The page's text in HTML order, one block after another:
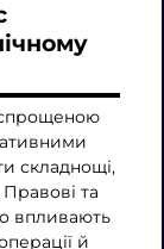
спрощеною
складнощі,
та
впливають
й